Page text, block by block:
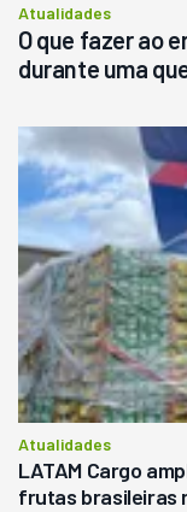
Atualidades
O que fazer ao
durante uma
Atualidades
LATAM Cargo
frutas brasileiras